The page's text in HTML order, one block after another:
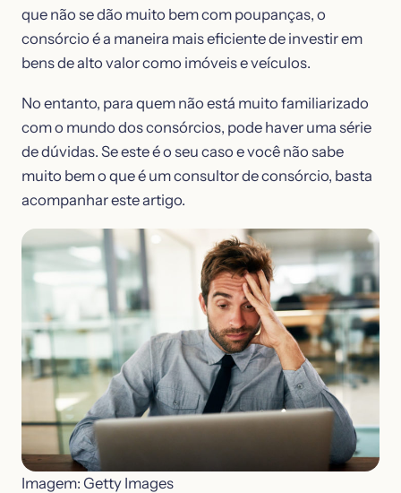
que não se dão muito bem com poupanças, o
consórcio é a maneira mais eficiente de investir em
bens de alto valor como imóveis e veículos.
No entanto, para quem não está muito familiarizado
com o mundo dos consórcios, pode haver uma série
de dúvidas. Se este é o seu caso e você não sabe
muito bem o que é um consultor de consórcio, basta
acompanhar este artigo.
Imagem: Getty Images